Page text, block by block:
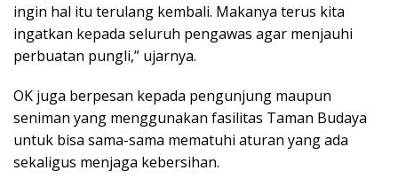
ingin hal itu terulang kembali. Makanya terus kita
ingatkan kepada seluruh pengawas agar menjauhi
perbuatan pungli,” ujarnya.
OK juga berpesan kepada pengunjung maupun
seniman yang menggunakan fasilitas Taman Budaya
untuk bisa sama-sama mematuhi aturan yang ada
sekaligus menjaga kebersihan.